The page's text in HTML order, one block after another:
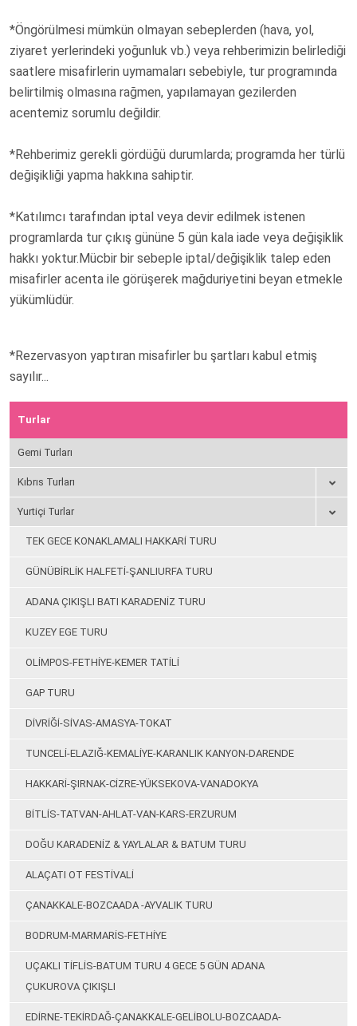
Turlar
Gemi Turları
Kıbrıs Turları
Yurtiçi Turlar
TEK GECE KONAKLAMALI HAKKARİ TURU
GÜNÜBİRLİK HALFETİ-ŞANLIURFA TURU
ADANA ÇIKIŞLI BATI KARADENİZ TURU
KUZEY EGE TURU
OLİMPOS-FETHİYE-KEMER TATİLİ
GAP TURU
DİVRİĞİ-SİVAS-AMASYA-TOKAT
TUNCELİ-ELAZIĞ-KEMALİYE-KARANLIK KANYON-DARENDE
HAKKARİ-ŞIRNAK-CİZRE-YÜKSEKOVA-VANADOKYA
BİTLİS-TATVAN-AHLAT-VAN-KARS-ERZURUM
DOĞU KARADENİZ & YAYLALAR & BATUM TURU
ALAÇATI OT FESTİVALİ
ÇANAKKALE-BOZCAADA -AYVALIK TURU
BODRUM-MARMARİS-FETHİYE
UÇAKLI TİFLİS-BATUM TURU 4 GECE 5 GÜN ADANA
ÇUKUROVA ÇIKIŞLI
EDİRNE-TEKİRDAĞ-ÇANAKKALE-GELİBOLU-BOZCAADA-
*Öngörülmesi mümkün olmayan sebeplerden (hava, yol,
ziyaret yerlerindeki yoğunluk vb.) veya rehberimizin belirlediği
saatlere misafirlerin uymamaları sebebiyle, tur programında
belirtilmiş olmasına rağmen, yapılamayan gezilerden
acentemiz sorumlu değildir.
*Rehberimiz gerekli gördüğü durumlarda; programda her türlü
değişikliği yapma hakkına sahiptir.
*Katılımcı tarafından iptal veya devir edilmek istenen
programlarda tur çıkış gününe 5 gün kala iade veya değişiklik
hakkı yoktur.Mücbir bir sebeple iptal/değişiklik talep eden
misafirler acenta ile görüşerek mağduriyetini beyan etmekle
yükümlüdür.
*Rezervasyon yaptıran misafirler bu şartları kabul etmiş
sayılır...